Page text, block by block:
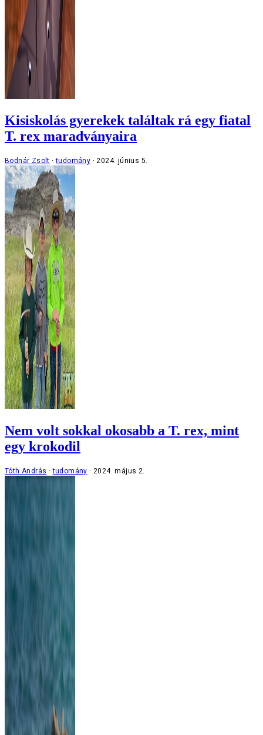
Kisiskolás gyerekek találtak rá egy fiatal
T. rex maradványaira
Bodnár Zsolt tudomány 2024. június 5.
Nem volt sokkal okosabb a T. rex, mint
egy krokodil
Tóth András tudomány 2024. május 2.